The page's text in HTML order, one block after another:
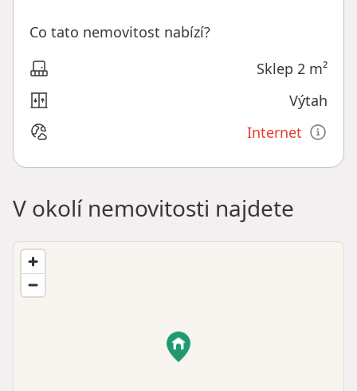
Co tato nemovitost nabízí?
Sklep 2 m²
Výtah
Internet
V okolí nemovitosti najdete